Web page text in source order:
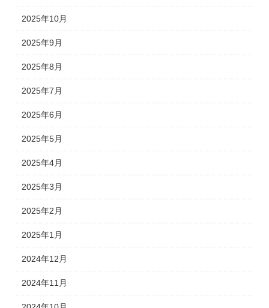
2025年10月
2025年9月
2025年8月
2025年7月
2025年6月
2025年5月
2025年4月
2025年3月
2025年2月
2025年1月
2024年12月
2024年11月